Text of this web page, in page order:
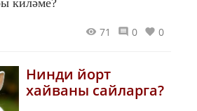
71 0 0
Нинди йорт
хайваны сайларга?